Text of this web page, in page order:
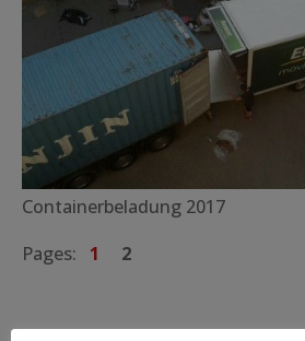
Containerbeladung 2017
Pages:
1 2